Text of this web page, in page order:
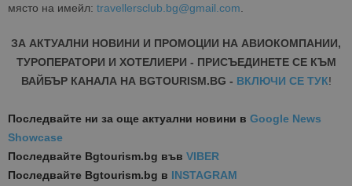
място на имейл: travellersclub.bg@gmail.com
ЗА АКТУАЛНИ НОВИНИ И ПРОМОЦИИ НА АВИОКОМПАНИИ,
ТУРОПЕРАТОРИ И ХОТЕЛИЕРИ - ПРИСЪЕДИНЕТЕ СЕ КЪМ
ВАЙБЪР КАНАЛА НА BGTOURISM.BG - ВКЛЮЧИ СЕ ТУК!
Последвайте ни за още актуални новини в Google News
Showcase
Последвайте Bgtourism.bg във VIBER
Последвайте Bgtourism.bg в INSTAGRAM